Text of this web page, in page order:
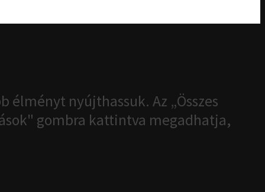
nyújthassuk. Az „Összes
gombra kattintva megadhatja,